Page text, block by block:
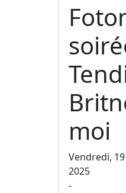
moi
Vendredi,
2025
-